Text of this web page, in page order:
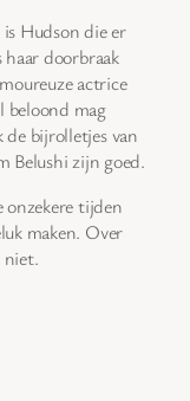
Hudson die er
doorbraak
actrice
beloond mag
bijrolletjes van
Belushi zijn goed.
tijden
maken. Over
niet.